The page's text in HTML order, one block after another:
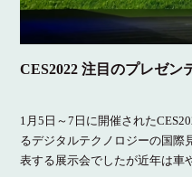
CES2022 注目のプレゼン
1月5日～7日に開催された
るデジタルテクノロジーの国際
表する展示会でしたが近年は車